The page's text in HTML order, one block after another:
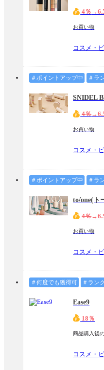
4％
お買い物
コスメ・
＃ポイントアップ中 ＃ラ
SNIDEL
4％
お買い物
コスメ・
＃ポイントアップ中 ＃ラ
to/one(ト
4％
お買い物
コスメ・
＃何度でも獲得可 ＃ラン
Ease9
18％
商品購入後
コスメ・